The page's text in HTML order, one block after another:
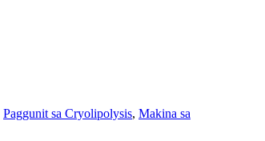
Paggunit sa Cryolipolysis, Makina sa